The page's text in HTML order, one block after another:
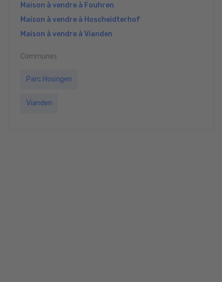
Maison à vendre à Fouhren
Maison à vendre à Hoscheidterhof
Maison à vendre à Vianden
Communes
Parc Hosingen
Vianden